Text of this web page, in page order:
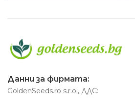
Данни за фирмата:
GoldenSeeds.ro s.r.o., ДДС: